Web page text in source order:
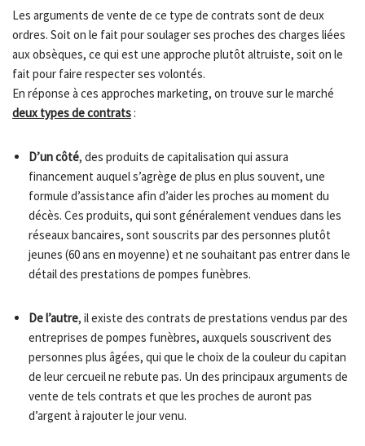
Les arguments de vente de ce type de contrats sont de deux
ordres. Soit on le fait pour soulager ses proches des charges liées
aux obsèques, ce qui est une approche plutôt altruiste, soit on le
fait pour faire respecter ses volontés.
En réponse à ces approches marketing, on trouve sur le marché
deux types de contrats :
D’un côté, des produits de capitalisation qui assura
financement auquel s’agrège de plus en plus souvent, une
formule d’assistance afin d’aider les proches au moment du
décès. Ces produits, qui sont généralement vendues dans les
réseaux bancaires, sont souscrits par des personnes plutôt
jeunes (60 ans en moyenne) et ne souhaitant pas entrer dans le
détail des prestations de pompes funèbres.
De l’autre, il existe des contrats de prestations vendus par des
entreprises de pompes funèbres, auxquels souscrivent des
personnes plus âgées, qui que le choix de la couleur du capitan
de leur cercueil ne rebute pas. Un des principaux arguments de
vente de tels contrats et que les proches de auront pas
d’argent à rajouter le jour venu.